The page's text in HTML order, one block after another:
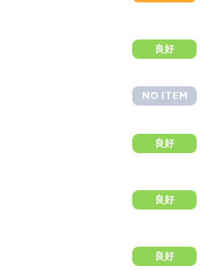
良好
NO ITEM
良好
良好
良好